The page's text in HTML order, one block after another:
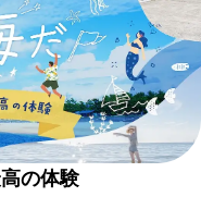
の体験